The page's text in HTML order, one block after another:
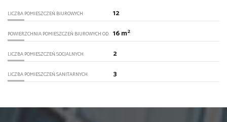
LICZBA POMIESZCZEŃ BIUROWYCH 12
POWIERZCHNIA POMIESZCZEŃ BIUROWYCH OD 16 m2
LICZBA POMIESZCZEŃ SOCJALNYCH 2
LICZBA POMIESZCZEŃ SANITARNYCH 3